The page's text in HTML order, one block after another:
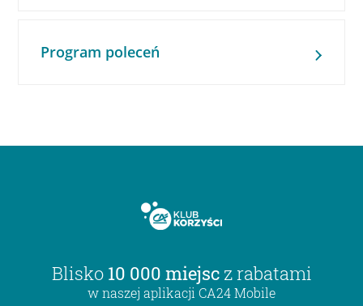
Program poleceń
Blisko 10 000 miejsc z rabatami
w naszej aplikacji CA24 Mobile